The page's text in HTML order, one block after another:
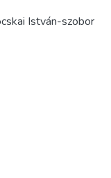
István-szobor